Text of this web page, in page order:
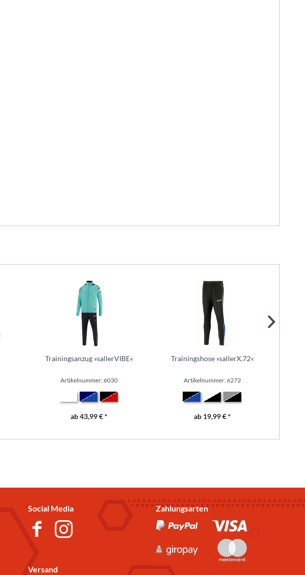
Trainingsanzug »sallerVIBE«
Artikelnummer: 6030
ab 43,99 € *
Trainingshose »sallerX.72«
Artikelnummer: 6272
ab 19,99 € *
Social Media
Versand
Zahlungsarten